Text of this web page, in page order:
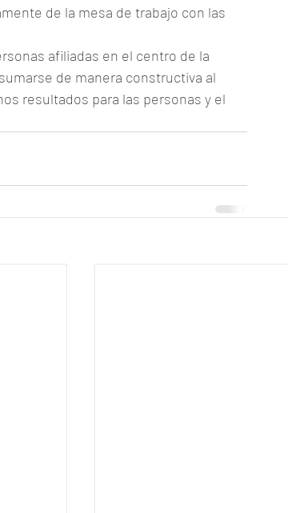
de la mesa de trabajo con las
afiliadas en el centro de la
de manera constructiva al
resultados para las personas y el